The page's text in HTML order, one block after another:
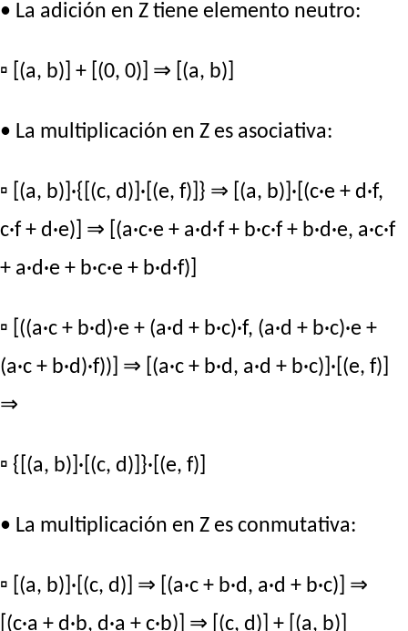
• La adición en Z tiene elemento neutro:
▫ [(a, b)] + [(0, 0)] ⇒ [(a, b)]
• La multiplicación en Z es asociativa:
▫ [(a, b)]·{[(c, d)]·[(e, f)]} ⇒ [(a, b)]·[(c·e + d·f,
c·f + d·e)] ⇒ [(a·c·e + a·d·f + b·c·f + b·d·e, a·c·f
+ a·d·e + b·c·e + b·d·f)]
▫ [((a·c + b·d)·e + (a·d + b·c)·f, (a·d + b·c)·e +
(a·c + b·d)·f))] ⇒ [(a·c + b·d, a·d + b·c)]·[(e, f)]
⇒
▫ {[(a, b)]·[(c, d)]}·[(e, f)]
• La multiplicación en Z es conmutativa:
▫ [(a, b)]·[(c, d)] ⇒ [(a·c + b·d, a·d + b·c)] ⇒
[(c·a + d·b, d·a + c·b)] ⇒ [(c, d)] + [(a, b)]